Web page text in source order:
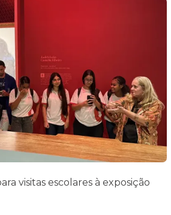
visitas escolares à exposição